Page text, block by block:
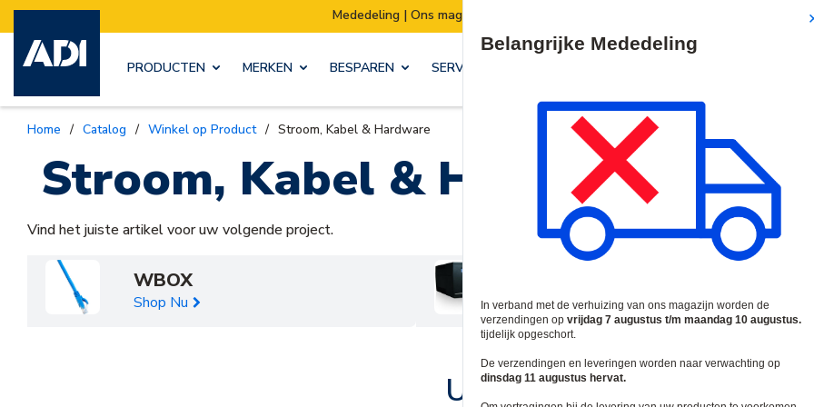
Mededeling | Ons magazijn verhuist: Verzendingen worden van 7 t/m 10
PRODUCTEN MERKEN BESPAREN SERVICES & OPLOSSINGEN
Home / Catalog / Winkel op Product / Stroom, Kabel & Hardware
Stroom, Kabel & Hardware
Vind het juiste artikel voor uw volgende project.
WBOX
Shop Nu Shop Nu
Uitgelichte Categorieën